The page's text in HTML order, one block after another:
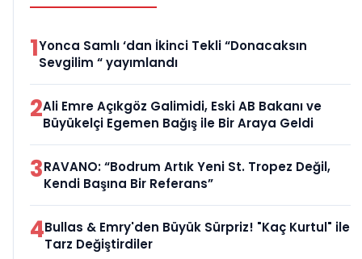
1Yonca Samlı ‘dan İkinci Tekli “Donacaksın
Sevgilim “ yayımlandı
2Ali Emre Açıkgöz Galimidi, Eski AB Bakanı ve
Büyükelçi Egemen Bağış ile Bir Araya Geldi
3RAVANO: “Bodrum Artık Yeni St. Tropez Değil,
Kendi Başına Bir Referans”
4Bullas & Emry'den Büyük Sürpriz! "Kaç Kurtul" ile
Tarz Değiştirdiler